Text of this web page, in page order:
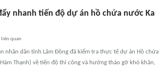
nhanh tiến độ dự án hồ chứa nước Ka
liên quan
nhân dân tỉnh Lâm Đồng đã kiểm tra thực tế dự án Hồ chứa
Thạnh) về tiến độ thi công và hướng tháo gỡ khó khăn,